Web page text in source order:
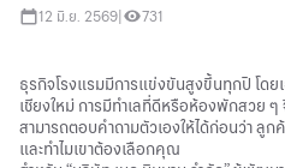
12 มิ.ย. 2569 731
ธุรกิจโรงแรมมีการแข่งขันสูงขึ้นทุกปี โดย
เชียงใหม่ การมีทำเลที่ดีหรือห้องพักสวย
สามารถตอบคำถามตัวเองให้ได้ก่อนว่า ลู
และทำไมเขาต้องเลือกคุณ